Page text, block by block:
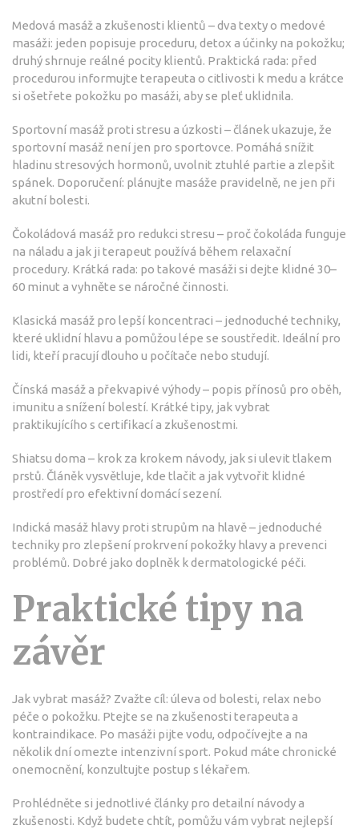
Medová masáž a zkušenosti klientů – dva texty o medové
masáži: jeden popisuje proceduru, detox a účinky na pokožku;
druhý shrnuje reálné pocity klientů. Praktická rada: před
procedurou informujte terapeuta o citlivosti k medu a krátce
si ošetřete pokožku po masáži, aby se pleť uklidnila.
Sportovní masáž proti stresu a úzkosti – článek ukazuje, že
sportovní masáž není jen pro sportovce. Pomáhá snížit
hladinu stresových hormonů, uvolnit ztuhlé partie a zlepšit
spánek. Doporučení: plánujte masáže pravidelně, ne jen při
akutní bolesti.
Čokoládová masáž pro redukci stresu – proč čokoláda funguje
na náladu a jak ji terapeut používá během relaxační
procedury. Krátká rada: po takové masáži si dejte klidné 30–
60 minut a vyhněte se náročné činnosti.
Klasická masáž pro lepší koncentraci – jednoduché techniky,
které uklidní hlavu a pomůžou lépe se soustředit. Ideální pro
lidi, kteří pracují dlouho u počítače nebo studují.
Čínská masáž a překvapivé výhody – popis přínosů pro oběh,
imunitu a snížení bolestí. Krátké tipy, jak vybrat
praktikujícího s certifikací a zkušenostmi.
Shiatsu doma – krok za krokem návody, jak si ulevit tlakem
prstů. Článěk vysvětluje, kde tlačit a jak vytvořit klidné
prostředí pro efektivní domácí sezení.
Indická masáž hlavy proti strupům na hlavě – jednoduché
techniky pro zlepšení prokrvení pokožky hlavy a prevenci
problémů. Dobré jako doplněk k dermatologické péči.
Praktické tipy na
závěr
Jak vybrat masáž? Zvažte cíl: úleva od bolesti, relax nebo
péče o pokožku. Ptejte se na zkušenosti terapeuta a
kontraindikace. Po masáži pijte vodu, odpočívejte a na
několik dní omezte intenzivní sport. Pokud máte chronické
onemocnění, konzultujte postup s lékařem.
Prohlédněte si jednotlivé články pro detailní návody a
zkušenosti. Když budete chtít, pomůžu vám vybrat nejlepší